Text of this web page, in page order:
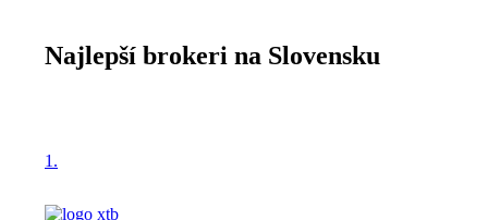
Najlepší brokeri na Slovensku
1.